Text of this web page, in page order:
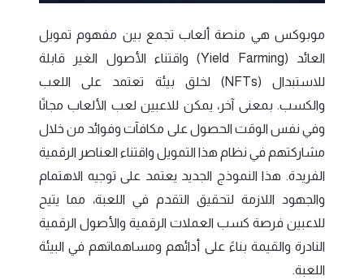
موبوكس هي منصة ألعاب تجمع بين مفهوم تمويل
العائد (Yield Farming) واقتناء الأصول الغير قابلة
للاستبدال (NFTs) لخلق بيئة تعتمد على اللعب
والكسب. بمعنى آخر، يمكن للاعبين لعب الألعاب مجانًا
وفي نفس الوقت الحصول على مكافآت وفوائد من خلال
مشاركتهم في نظام هذا التمويل واقتناء العناصر الرقمية
الفريدة. هذا النموذج الجديد يعتمد على توجيه الاهتمام
والجهود اللازمة لتحقيق التقدم في اللعبة، مما يتيح
للاعبين فرصة كسب العملات الرقمية والأصول الرقمية
النادرة والقيمة بناءً على أدائهم ومساهماتهم في البيئة
اللعبة.